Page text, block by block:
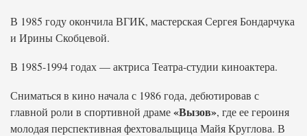
В 1985 году окончила ВГИК, мастерская Сергея Бондарчука
и Ирины Скобцевой.
В 1985-1994 годах — актриса Театра-студии киноактера.
Сниматься в кино начала с 1986 года, дебютировав с
главной роли в спортивной драме«Вызов», где ее героиня
молодая перспективная фехтовальщица Майя Круглова. В